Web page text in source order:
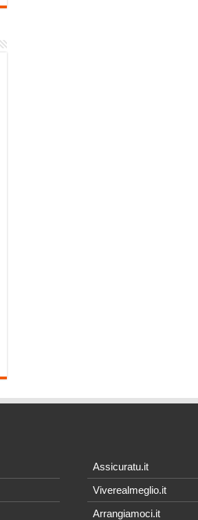
Assicuratu.it
Viverealmeglio.it
Arrangiamoci.it